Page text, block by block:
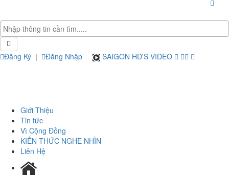
Đăng Ký | Đăng Nhập SAIGON HD'S VIDEO
Giới Thiệu
Tin tức
Vì Cộng Đồng
KIẾN THỨC NGHE NHÌN
Liên Hệ